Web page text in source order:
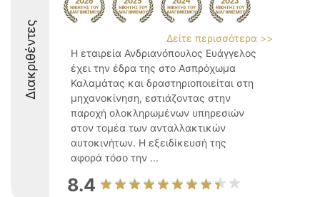
Διακριθέντες
Δείτε περισσότερα >>
Η εταιρεία Ανδριανόπουλος Ευάγγελος
έχει την έδρα της στο Ασπρόχωμα
Καλαμάτας και δραστηριοποιείται στη
μηχανοκίνηση, εστιάζοντας στην
παροχή ολοκληρωμένων υπηρεσιών
στον τομέα των ανταλλακτικών
αυτοκινήτων. Η εξειδίκευσή της
αφορά τόσο την ...
8.4